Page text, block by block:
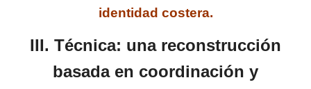
identidad costera.
III. Técnica: una reconstrucción
basada en coordinación y